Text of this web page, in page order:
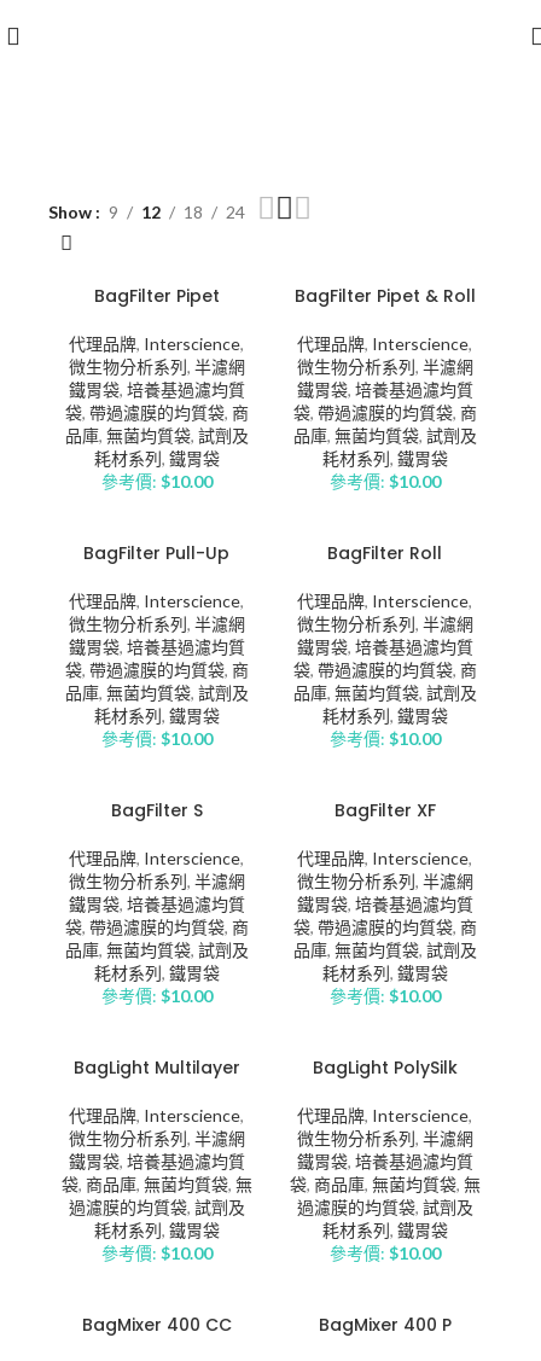
Show 9 12 18 24
BagFilter Pipet
代理品牌, Interscience,
微生物分析系列, 半濾網
鐵胃袋, 培養基過濾均質
袋, 帶過濾膜的均質袋, 商
品庫, 無菌均質袋, 試劑及
耗材系列, 鐵胃袋
參考價: $10.00
BagFilter Pipet & Roll
代理品牌, Interscience,
微生物分析系列, 半濾網
鐵胃袋, 培養基過濾均質
袋, 帶過濾膜的均質袋, 商
品庫, 無菌均質袋, 試劑及
耗材系列, 鐵胃袋
參考價: $10.00
BagFilter Pull-Up
代理品牌, Interscience,
微生物分析系列, 半濾網
鐵胃袋, 培養基過濾均質
袋, 帶過濾膜的均質袋, 商
品庫, 無菌均質袋, 試劑及
耗材系列, 鐵胃袋
參考價: $10.00
BagFilter Roll
代理品牌, Interscience,
微生物分析系列, 半濾網
鐵胃袋, 培養基過濾均質
袋, 帶過濾膜的均質袋, 商
品庫, 無菌均質袋, 試劑及
耗材系列, 鐵胃袋
參考價: $10.00
BagFilter S
代理品牌, Interscience,
微生物分析系列, 半濾網
鐵胃袋, 培養基過濾均質
袋, 帶過濾膜的均質袋, 商
品庫, 無菌均質袋, 試劑及
耗材系列, 鐵胃袋
參考價: $10.00
BagFilter XF
代理品牌, Interscience,
微生物分析系列, 半濾網
鐵胃袋, 培養基過濾均質
袋, 帶過濾膜的均質袋, 商
品庫, 無菌均質袋, 試劑及
耗材系列, 鐵胃袋
參考價: $10.00
BagLight Multilayer
代理品牌, Interscience,
微生物分析系列, 半濾網
鐵胃袋, 培養基過濾均質
袋, 商品庫, 無菌均質袋, 無
過濾膜的均質袋, 試劑及
耗材系列, 鐵胃袋
參考價: $10.00
BagLight PolySilk
代理品牌, Interscience,
微生物分析系列, 半濾網
鐵胃袋, 培養基過濾均質
袋, 商品庫, 無菌均質袋, 無
過濾膜的均質袋, 試劑及
耗材系列, 鐵胃袋
參考價: $10.00
BagMixer 400 CC BagMixer 400 P